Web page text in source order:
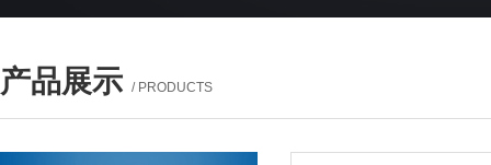
产品展示 / PRODUCTS